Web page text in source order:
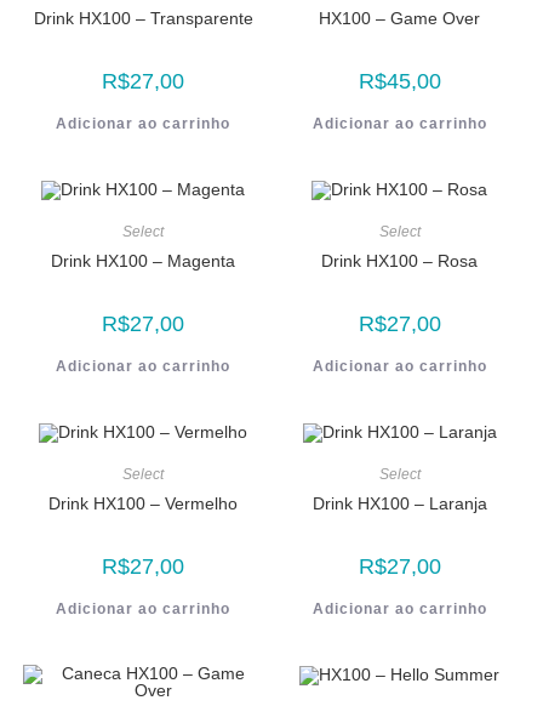
Drink HX100 – Transparente
R$27,00
Adicionar ao carrinho
HX100 – Game Over
R$45,00
Adicionar ao carrinho
Select
Drink HX100 – Magenta
R$27,00
Adicionar ao carrinho
Select
Drink HX100 – Rosa
R$27,00
Adicionar ao carrinho
Select
Drink HX100 – Vermelho
R$27,00
Adicionar ao carrinho
Select
Drink HX100 – Laranja
R$27,00
Adicionar ao carrinho